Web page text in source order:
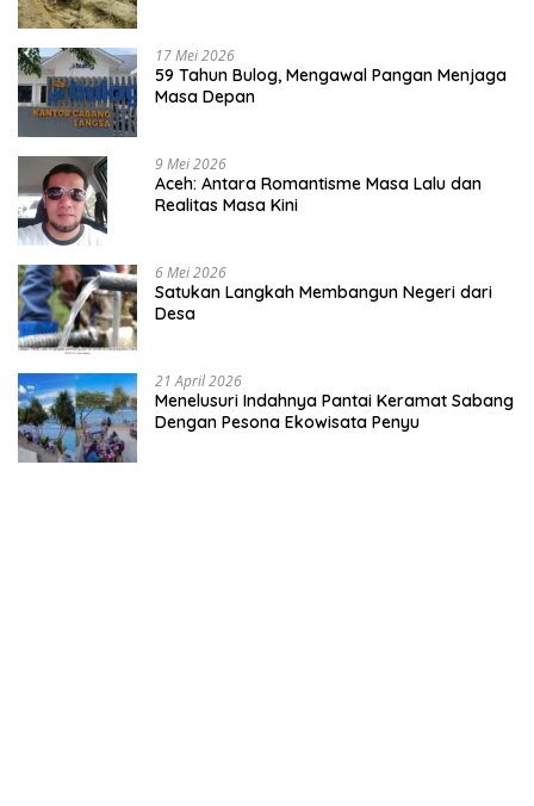
17 Mei 2026
59 Tahun Bulog, Mengawal Pangan Menjaga
Masa Depan
9 Mei 2026
Aceh: Antara Romantisme Masa Lalu dan
Realitas Masa Kini
6 Mei 2026
Satukan Langkah Membangun Negeri dari
Desa
21 April 2026
Menelusuri Indahnya Pantai Keramat Sabang
Dengan Pesona Ekowisata Penyu